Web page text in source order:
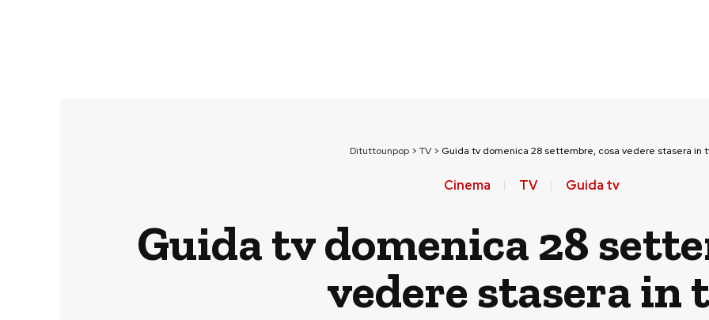
Dituttounpop > TV > Guida tv domenica 28 settembre, cosa vedere stasera in
Cinema TV Guida tv
Guida tv domenica 28
vedere stasera in